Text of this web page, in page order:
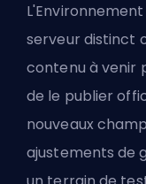
serveur distinct
contenu à venir
de le publier
nouveaux
ajustements de